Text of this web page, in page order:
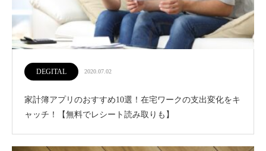
DEGITAL 2020.07.02
家計簿アプリのおすすめ10選！在宅ワークの支出変化をキ
ャッチ！【無料でレシート読み取りも】